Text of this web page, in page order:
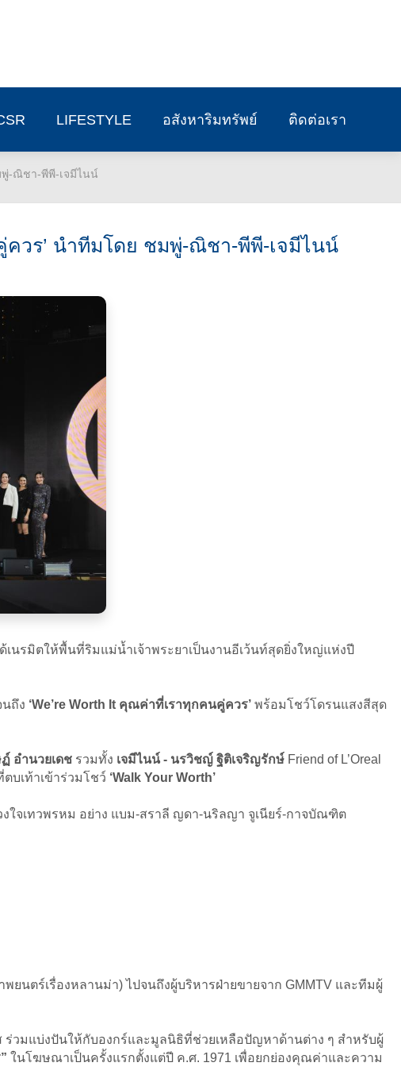
LIFESTYLE อสังหาริมทรัพย์ ติดต่อเรา
พู่-ณิชา-พีพี-เจมีไนน์
ควร’ นำทีมโดย ชมพู่-ณิชา-พีพี-เจมีไนน์
รมิตให้พื้นที่ริมแม่น้ำเจ้าพระยาเป็นงานอีเว้นท์สุดยิ่งใหญ่แห่งปี
ถึง ‘We’re Worth It คุณค่าที่เราทุกคนคู่ควร’ พร้อมโชว์โดรนแสงสีสุด
อำนวยเดช รวมทั้ง เจมีไนน์ - นรวิชญ์ ฐิติเจริญรักษ์ Friend of L’Oreal
บเท้าเข้าร่วมโชว์ ‘Walk Your Worth’
ใจเทวพรหม อย่าง แบม-สราลี ญดา-นริลญา จูเนียร์-กาจบัณฑิต
พยนตร์เรื่องหลานม่า) ไปจนถึงผู้บริหารฝ่ายขายจาก GMMTV และทีมผู้
วมแบ่งปันให้กับองกร์และมูลนิธิที่ช่วยเหลือปัญหาด้านต่าง ๆ สำหรับผู้
ในโฆษณาเป็นครั้งแรกตั้งแต่ปี ค.ศ. 1971 เพื่อยกย่องคุณค่าและความ